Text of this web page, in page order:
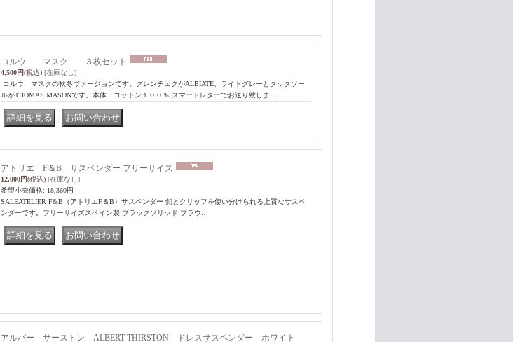
コルウ マスク ３枚セット
4,500円(税込) [在庫なし]
コルウ マスクの秋冬ヴァージョンです。グレンチェクがALBIATE、ライトグレーとタッタソー
ルがTHOMAS MASONです。本体 コットン１００％ スマートレターでお送り致しま…
アトリエ F＆B サスペンダー フリーサイズ
12,000円(税込) [在庫なし]
希望小売価格: 18,360円
SALEATELIER F&B（アトリエF＆B）サスペンダー 釦とクリッフを使い分けられる上質なサスペ
ンダーです。フリーサイズスペイン製 ブラックソリッド ブラウ…
アルバー サーストン ALBERT THIRSTON ドレスサスペンダー ホワイト